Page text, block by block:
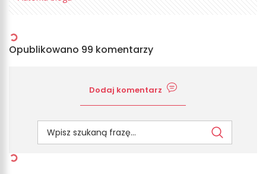
Opublikowano 99 komentarzy
Dodaj komentarz